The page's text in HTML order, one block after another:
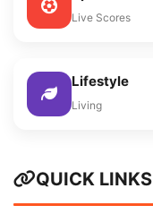
Live Scores
Lifestyle
Living
QUICK LINKS